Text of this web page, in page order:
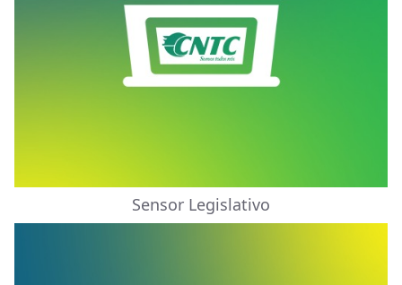
Sensor Legislativo